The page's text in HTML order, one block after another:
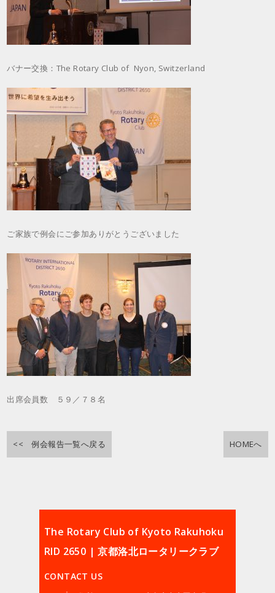
バナー交換：The Rotary Club of Nyon, Switzerland
ご家族で例会にご参加ありがとうございました
出席会員数 ５９／７８名
<< 例会報告一覧へ戻る HOMEへ
The Rotary Club of Kyoto Rakuhoku
RID 2650 | 京都洛北ロータリークラブ
CONTACT US